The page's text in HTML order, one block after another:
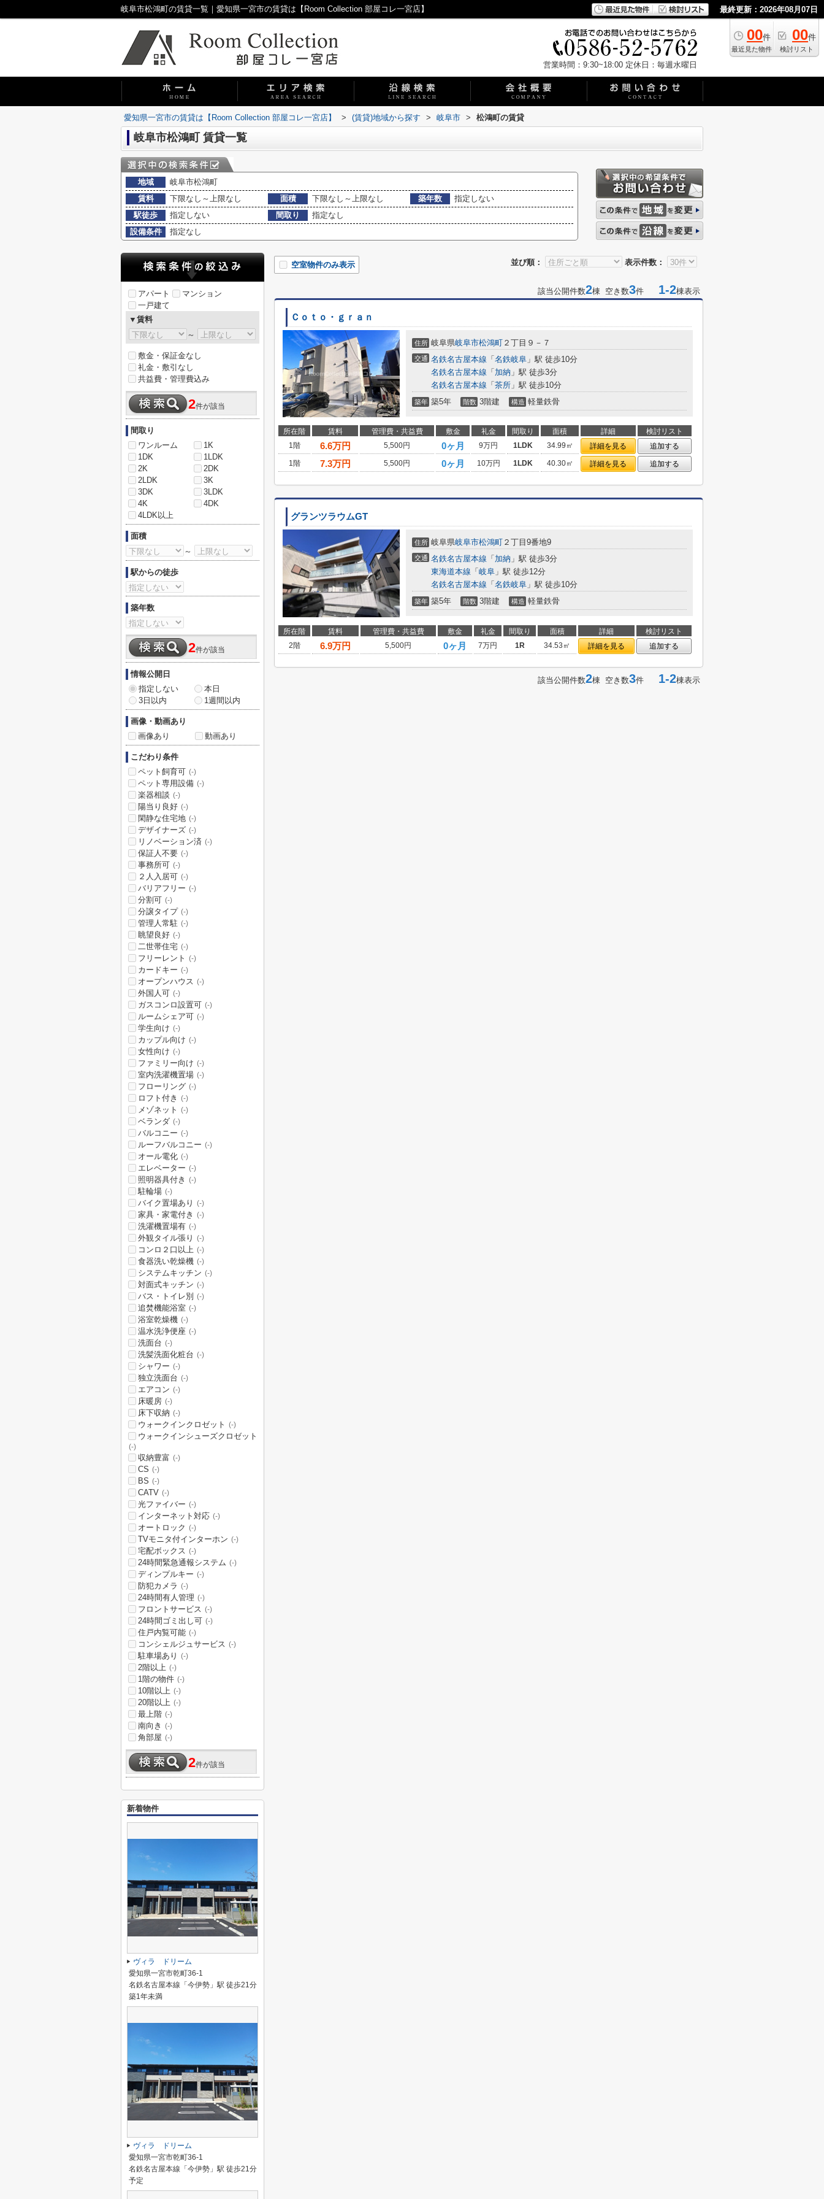
岐阜市松鴻町の賃貸一覧｜愛知県一宮市の賃貸は【Room Collection 部屋コレ一宮店】 最終更新：2026年08月07日
00件
最近見た物件
00件
検討リスト
営業時間：9:30~18:00 定休日：毎週水曜日
愛知県一宮市の賃貸は【Room Collection 部屋コレ一宮店】 > (賃貸)地域から探す > 岐阜市 > 松鴻町の賃貸
岐阜市松鴻町 賃貸一覧
地域
岐阜市松鴻町
賃料
下限なし～上限なし 面積 下限なし～上限なし 築年数
指定しない
駅徒歩
指定しない 間取り
指定なし
設備条件
指定なし
並び順： 表示件数：
空室物件のみ表示
該当公開件数2棟 空き数3件 1-2棟表示
Ｃｏｔｏ・ｇｒａｎ
住所 岐阜県岐阜市松鴻町 ２丁目９－７
交通 名鉄名古屋本線 「 名鉄岐阜 」駅 徒歩10分
名鉄名古屋本線 「 加納 」駅 徒歩3分
名鉄名古屋本線 「 茶所 」駅 徒歩10分
築年 築5年 階数 3階建 構造 軽量鉄骨
所在階 賃料 管理費・共益費 敷金 礼金 間取り 面積 詳細
検討リスト
1階
6.6万円 5,500円 0ヶ月 9万円 1LDK 34.99㎡ 詳細を見る
追加する
1階
7.3万円 5,500円 0ヶ月 10万円 1LDK 40.30㎡ 詳細を見る 追加する
グランツラウムGT
住所 岐阜県岐阜市松鴻町 ２丁目9番地9
交通 名鉄名古屋本線 「 加納 」駅 徒歩3分
東海道本線 「 岐阜 」駅 徒歩12分
名鉄名古屋本線 「 名鉄岐阜 」駅 徒歩10分
築年 築5年 階数 3階建 構造 軽量鉄骨
所在階 賃料 管理費・共益費 敷金 礼金 間取り 面積 詳細
検討リスト
2階
6.9万円 5,500円 0ヶ月 7万円 1R 34.53㎡ 詳細を見る 追加する
該当公開件数2棟 空き数3件 1-2棟表示
アパート
マンション
一戸建て
▼賃料
～
敷金・保証金なし
礼金・敷引なし
共益費・管理費込み
2件が該当
間取り
ワンルーム
1K
1DK
1LDK
2K
2DK
2LDK
3K
3DK
3LDK
4K
4DK
4LDK以上
面積
～
駅からの徒歩
築年数
2件が該当
情報公開日
指定しない
本日
3日以内
1週間以内
画像・動画あり
画像あり
動画あり
こだわり条件
ペット飼育可 (-)
ペット専用設備 (-)
楽器相談 (-)
陽当り良好 (-)
閑静な住宅地 (-)
デザイナーズ (-)
リノベーション済 (-)
保証人不要 (-)
事務所可 (-)
２人入居可 (-)
バリアフリー (-)
分割可 (-)
分譲タイプ (-)
管理人常駐 (-)
眺望良好 (-)
二世帯住宅 (-)
フリーレント (-)
カードキー (-)
オープンハウス (-)
外国人可 (-)
ガスコンロ設置可 (-)
ルームシェア可 (-)
学生向け (-)
カップル向け (-)
女性向け (-)
ファミリー向け (-)
室内洗濯機置場 (-)
フローリング (-)
ロフト付き (-)
メゾネット (-)
ベランダ (-)
バルコニー (-)
ルーフバルコニー (-)
オール電化 (-)
エレベーター (-)
照明器具付き (-)
駐輪場 (-)
バイク置場あり (-)
家具・家電付き (-)
洗濯機置場有 (-)
外観タイル張り (-)
コンロ２口以上 (-)
食器洗い乾燥機 (-)
システムキッチン (-)
対面式キッチン (-)
バス・トイレ別 (-)
追焚機能浴室 (-)
浴室乾燥機 (-)
温水洗浄便座 (-)
洗面台 (-)
洗髪洗面化粧台 (-)
シャワー (-)
独立洗面台 (-)
エアコン (-)
床暖房 (-)
床下収納 (-)
ウォークインクロゼット (-)
ウォークインシューズクロゼット
(-)
収納豊富 (-)
CS (-)
BS (-)
CATV (-)
光ファイバー (-)
インターネット対応 (-)
オートロック (-)
TVモニタ付インターホン (-)
宅配ボックス (-)
24時間緊急通報システム (-)
ディンプルキー (-)
防犯カメラ (-)
24時間有人管理 (-)
フロントサービス (-)
24時間ゴミ出し可 (-)
住戸内覧可能 (-)
コンシェルジュサービス (-)
駐車場あり (-)
2階以上 (-)
1階の物件 (-)
10階以上 (-)
20階以上 (-)
最上階 (-)
南向き (-)
角部屋 (-)
2件が該当
新着物件
ヴィラ ドリーム
愛知県一宮市乾町36-1
名鉄名古屋本線「今伊勢」駅 徒歩21分
築1年未満
ヴィラ ドリーム
愛知県一宮市乾町36-1
名鉄名古屋本線「今伊勢」駅 徒歩21分
予定